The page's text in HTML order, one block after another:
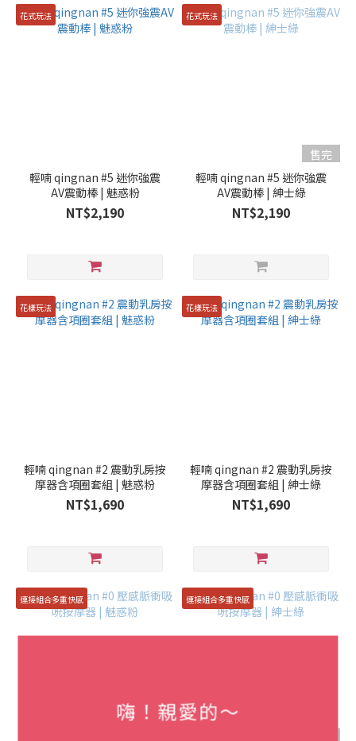
花式玩法
輕喃 qingnan #5 迷你強震
AV震動棒 | 魅惑粉
NT$2,190
花式玩法
售完
輕喃 qingnan #5 迷你強震
AV震動棒 | 紳士綠
NT$2,190
花樣玩法
輕喃 qingnan #2 震動乳房按
摩器含項圈套組 | 魅惑粉
NT$1,690
花樣玩法
輕喃 qingnan #2 震動乳房按
摩器含項圈套組 | 紳士綠
NT$1,690
連接組合多重快感 連接組合多重快感
嗨！親愛的～